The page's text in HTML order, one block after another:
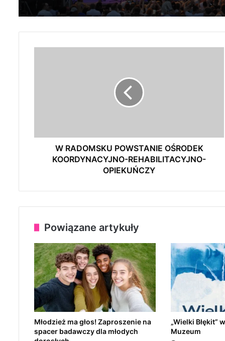
U
T
E
O
Ś
R
O
D
E
K
O
O
W RADOMSKU POWSTANIE OŚRODEK
KOORDYNACYJNO-REHABILITACYJNO-
OPIEKUŃCZY
Powiązane artykuły
Młodzież ma głos! Zaproszenie na
spacer badawczy dla młodych
„Wielki Błękit”
Muzeum